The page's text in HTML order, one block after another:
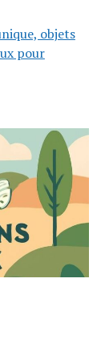
objets
pour